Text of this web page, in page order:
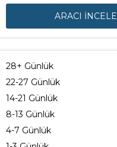
ARACI İNCELE
28+ Günlük
22-27 Günlük
14-21 Günlük
8-13 Günlük
4-7 Günlük